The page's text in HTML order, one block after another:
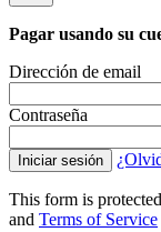
Pagar usando su
Dirección de email
Contraseña
Iniciar sesión
This form is
and Terms of Service